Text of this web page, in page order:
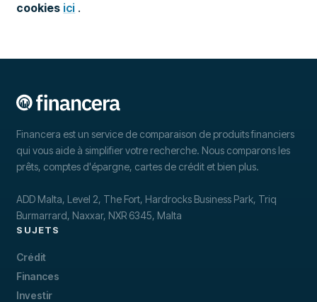
cookies ici .
Financera est un service de comparaison de produits financiers
qui vous aide à simplifier votre recherche. Nous comparons les
prêts, comptes d'épargne, cartes de crédit et bien plus.
ADD Malta, Level 2, The Fort, Hardrocks Business Park, Triq
Burmarrard, Naxxar, NXR 6345, Malta
SUJETS
Crédit
Finances
Investir